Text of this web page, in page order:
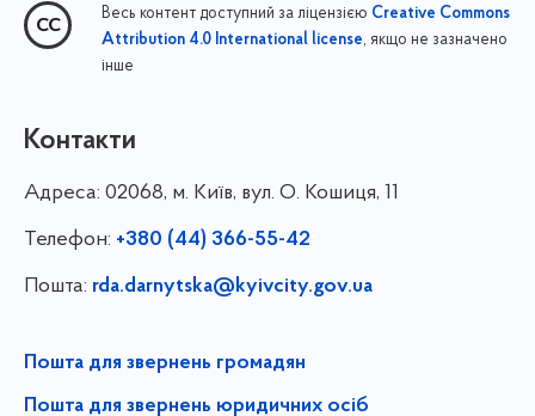
Весь контент доступний за ліцензією Creative Commons
Attribution 4.0 International license, якщо не зазначено
інше
Контакти
Адреса: 02068, м. Київ, вул. О. Кошиця, 11
Телефон: +380 (44) 366-55-42
Пошта: rda.darnytska@kyivcity.gov.ua
Пошта для звернень громадян
Пошта для звернень юридичних осіб